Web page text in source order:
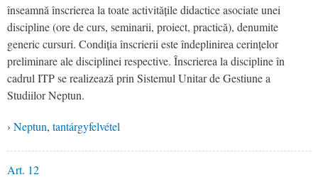
înseamnă înscrierea la toate activitățile didactice asociate unei
discipline (ore de curs, seminarii, proiect, practică), denumite
generic cursuri. Condiția înscrierii este îndeplinirea cerințelor
preliminare ale disciplinei respective. Înscrierea la discipline în
cadrul ITP se realizează prin Sistemul Unitar de Gestiune a
Studiilor Neptun.
› Neptun, tantárgyfelvétel
Art. 12